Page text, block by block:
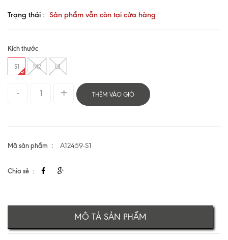
Trạng thái : Sản phẩm vẫn còn tại cửa hàng
Kích thước
S1 M2 L3
THÊM VÀO GIỎ
Mã sản phẩm A12459-S1
Chia sẻ
MÔ TẢ SẢN PHẨM